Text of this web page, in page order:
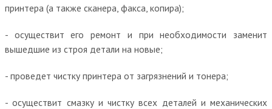
принтера (а также сканера, факса, копира);
- осуществит его ремонт и при необходимости заменит
вышедшие из строя детали на новые;
- проведет чистку принтера от загрязнений и тонера;
- осуществит смазку и чистку всех деталей и механических